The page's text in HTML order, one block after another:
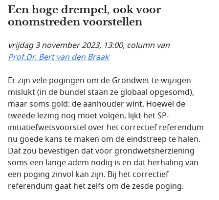
Een hoge drempel, ook voor
onomstreden voorstellen
vrijdag 3 november 2023, 13:00, column van
Prof.Dr. Bert van den Braak
Er zijn vele pogingen om de Grondwet te wijzigen
mislukt (in de bundel staan ze globaal opgesomd),
maar soms gold: de aanhouder wint. Hoewel de
tweede lezing nog moet volgen, lijkt het SP-
initiatiefwetsvoorstel over het correctief referendum
nu goede kans te maken om de eindstreep te halen.
Dat zou bevestigen dat voor grondwetsherziening
soms een lange adem nodig is en dat herhaling van
een poging zinvol kan zijn. Bij het correctief
referendum gaat het zelfs om de zesde poging.